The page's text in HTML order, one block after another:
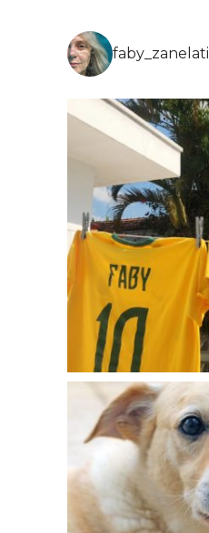
faby_zanelati